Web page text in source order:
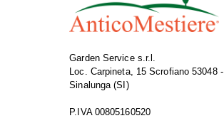
Garden Service s.r.l.
Loc. Carpineta, 15 Scrofiano 53048 -
Sinalunga (SI)
P.IVA 00805160520